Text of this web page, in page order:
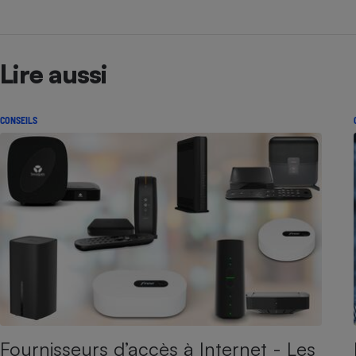
Lire aussi
CONSEILS
Fournisseurs d’accès à Internet - Les